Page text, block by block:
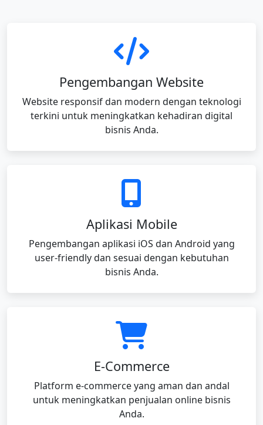
Pengembangan Website
Website responsif dan modern dengan teknologi
terkini untuk meningkatkan kehadiran digital
bisnis Anda.
Aplikasi Mobile
Pengembangan aplikasi iOS dan Android yang
user-friendly dan sesuai dengan kebutuhan
bisnis Anda.
E-Commerce
Platform e-commerce yang aman dan andal
untuk meningkatkan penjualan online bisnis
Anda.